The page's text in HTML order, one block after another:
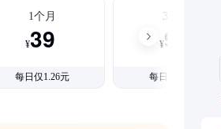
1个月
¥39
每日仅1.26元
3个月
¥99
每日仅1.08元